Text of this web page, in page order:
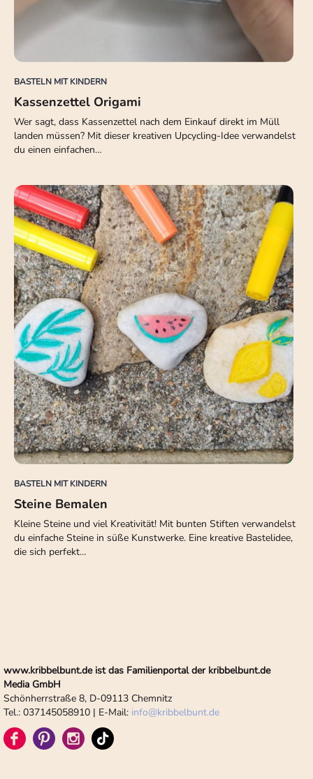
BASTELN MIT KINDERN
Kassenzettel Origami
Wer sagt, dass Kassenzettel nach dem Einkauf direkt im Müll
landen müssen? Mit dieser kreativen Upcycling-Idee verwandelst
du einen einfachen…
BASTELN MIT KINDERN
Steine Bemalen
Kleine Steine und viel Kreativität! Mit bunten Stiften verwandelst
du einfache Steine in süße Kunstwerke. Eine kreative Bastelidee,
die sich perfekt…
www.kribbelbunt.de ist das Familienportal der kribbelbunt.de
Media GmbH
Schönherrstraße 8, D-09113 Chemnitz
Tel.: 037145058910 | E-Mail: info@kribbelbunt.de